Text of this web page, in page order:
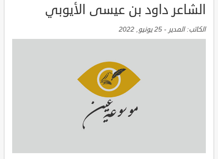
الشاعر داود بن عيسى الأيوبي
الكاتب:المدير - 25 يونيو, 2022